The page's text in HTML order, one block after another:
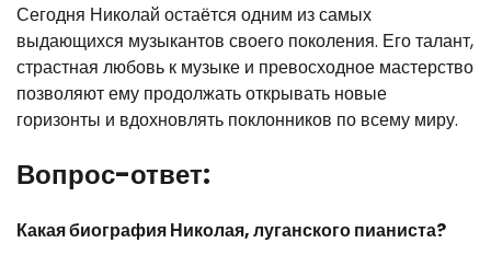
Сегодня Николай остаётся одним из самых
выдающихся музыкантов своего поколения. Его талант,
страстная любовь к музыке и превосходное мастерство
позволяют ему продолжать открывать новые
горизонты и вдохновлять поклонников по всему миру.
Вопрос-ответ:
Какая биография Николая, луганского пианиста?